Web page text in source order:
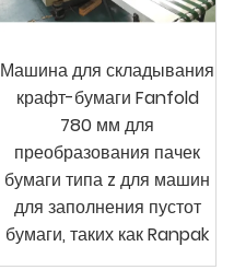
Машина для складывания
крафт-бумаги Fanfold
780 мм для
преобразования пачек
бумаги типа z для машин
для заполнения пустот
бумаги, таких как Ranpak